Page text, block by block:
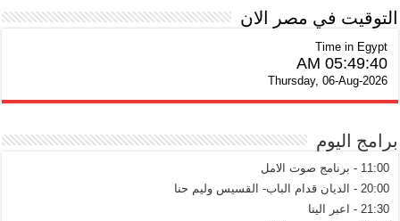
التوقيت في مصر الان
Time in Egypt
05:49:40 AM
Thursday, 06-Aug-2026
برامج اليوم
11:00 - برنامج صوت الامل
20:00 - الديان قدام الباب- القسيس وليم حنا
21:30 - اعبر الينا